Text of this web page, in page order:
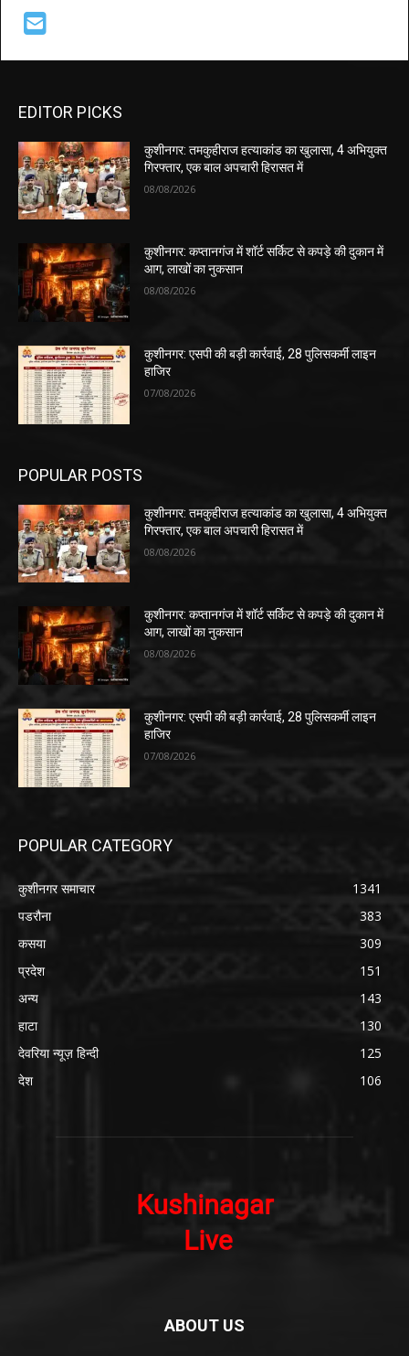
EDITOR PICKS
कुशीनगर: तमकुहीराज हत्याकांड का खुलासा, 4 अभियुक्त
गिरफ्तार, एक बाल अपचारी हिरासत में
08/08/2026
कुशीनगर: कप्तानगंज में शॉर्ट सर्किट से कपड़े की दुकान में
आग, लाखों का नुकसान
08/08/2026
कुशीनगर: एसपी की बड़ी कार्रवाई, 28 पुलिसकर्मी लाइन
हाजिर
07/08/2026
POPULAR POSTS
कुशीनगर: तमकुहीराज हत्याकांड का खुलासा, 4 अभियुक्त
गिरफ्तार, एक बाल अपचारी हिरासत में
08/08/2026
कुशीनगर: कप्तानगंज में शॉर्ट सर्किट से कपड़े की दुकान में
आग, लाखों का नुकसान
08/08/2026
कुशीनगर: एसपी की बड़ी कार्रवाई, 28 पुलिसकर्मी लाइन
हाजिर
07/08/2026
POPULAR CATEGORY
कुशीनगर समाचार
1341
पडरौना
383
कसया
309
प्रदेश
151
अन्य
143
हाटा
130
देवरिया न्यूज़ हिन्दी
125
देश
106
ABOUT US